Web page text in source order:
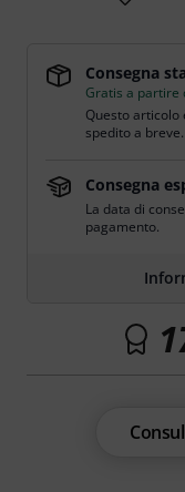
Consegna
Gratis a partire
Questo articolo
spedito a breve.
Consegna
La data di
pagamento.